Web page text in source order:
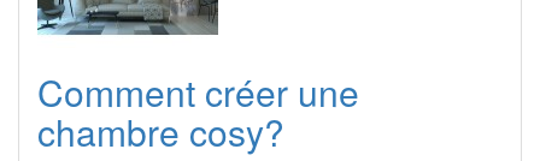
Comment créer une
chambre cosy?